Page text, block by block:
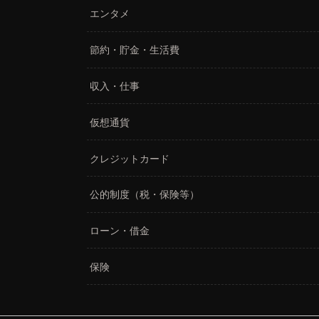
エンタメ
節約・貯金・生活費
収入・仕事
仮想通貨
クレジットカード
公的制度（税・保険等）
ローン・借金
保険